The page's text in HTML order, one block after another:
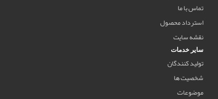
تماس با ما
استرداد محصول
نقشه سایت
سایر خدمات
تولید کنندگان
شخصیت ها
موضوعات